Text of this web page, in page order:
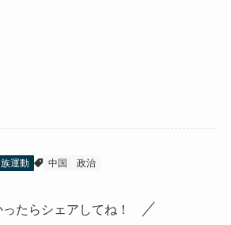
運動 中国 政治
ったらシェアしてね！